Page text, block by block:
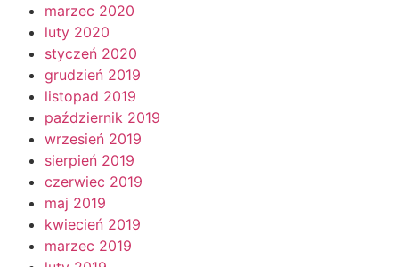
marzec 2020
luty 2020
styczeń 2020
grudzień 2019
listopad 2019
październik 2019
wrzesień 2019
sierpień 2019
czerwiec 2019
maj 2019
kwiecień 2019
marzec 2019